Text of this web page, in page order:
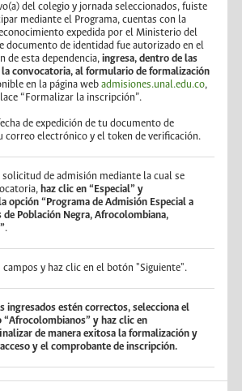
del colegio y jornada seleccionados, fuiste
mediante el Programa, cuentas con la
expedida por el Ministerio del
documento de identidad fue autorizado en el
de esta dependencia, ingresa, dentro de las
la convocatoria, al formulario de formalización
en la página web admisiones.unal.edu.co,
“Formalizar la inscripción”.
de expedición de tu documento de
correo electrónico y el token de verificación.
solicitud de admisión mediante la cual se
haz clic en “Especial” y
opción “Programa de Admisión Especial a
Población Negra, Afrocolombiana,
.
y haz clic en el botón "Siguiente".
ingresados estén correctos, selecciona el
y haz clic en
de manera exitosa la formalización y
y el comprobante de inscripción.